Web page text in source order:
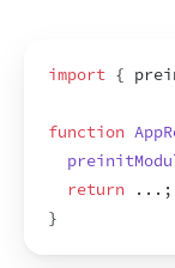
import {
function
return
... ;
}